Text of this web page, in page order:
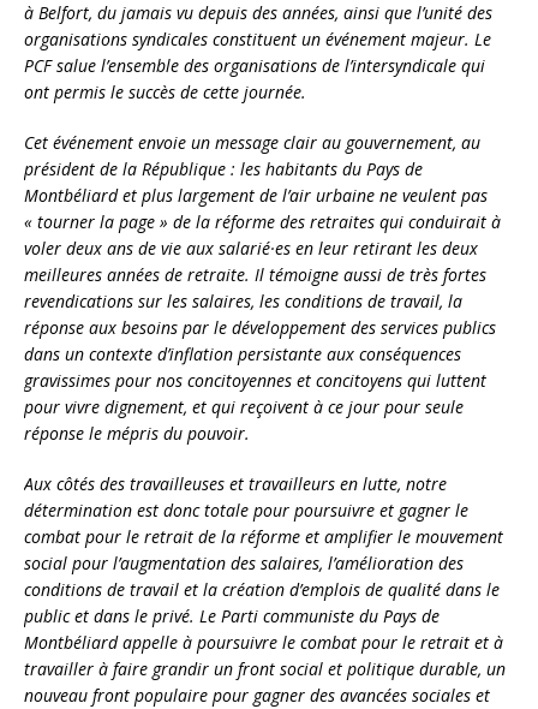
à Belfort, du jamais vu depuis des années, ainsi que l’unité des
organisations syndicales constituent un événement majeur. Le
PCF salue l’ensemble des organisations de l’intersyndicale qui
ont permis le succès de cette journée.
Cet événement envoie un message clair au gouvernement, au
président de la République : les habitants du Pays de
Montbéliard et plus largement de l’air urbaine ne veulent pas
« tourner la page » de la réforme des retraites qui conduirait à
voler deux ans de vie aux salarié·es en leur retirant les deux
meilleures années de retraite. Il témoigne aussi de très fortes
revendications sur les salaires, les conditions de travail, la
réponse aux besoins par le développement des services publics
dans un contexte d’inflation persistante aux conséquences
gravissimes pour nos concitoyennes et concitoyens qui luttent
pour vivre dignement, et qui reçoivent à ce jour pour seule
réponse le mépris du pouvoir.
Aux côtés des travailleuses et travailleurs en lutte, notre
détermination est donc totale pour poursuivre et gagner le
combat pour le retrait de la réforme et amplifier le mouvement
social pour l’augmentation des salaires, l’amélioration des
conditions de travail et la création d’emplois de qualité dans le
public et dans le privé. Le Parti communiste du Pays de
Montbéliard appelle à poursuivre le combat pour le retrait et à
travailler à faire grandir un front social et politique durable, un
nouveau front populaire pour gagner des avancées sociales et